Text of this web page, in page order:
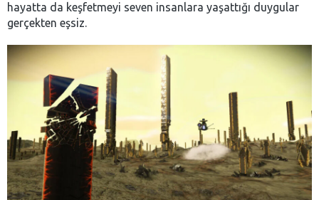
hayatta da keşfetmeyi seven insanlara yaşattığı duygular
gerçekten eşsiz.